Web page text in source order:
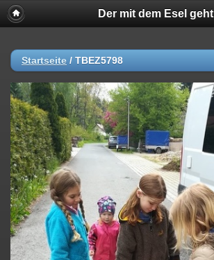
Der mit dem Esel geht
Startseite / TBEZ5798